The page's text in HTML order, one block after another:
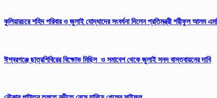
কুলিয়ারচরে শহিদ পরিবার ও জুলাই যোদ্ধাদের সংবর্ধনা দিলেন প্রতিমন্ত্রী শরীফুল আলম
ঈশ্বরগঞ্জে ছাত্রশিবিরের বিক্ষোভ মিছিল ও সমাবেশ থেকে জুলাই সনদ বাস্তবায়নের দাবি